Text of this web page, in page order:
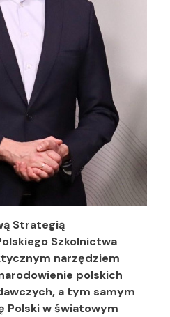
Strategią
Szkolnictwa
narzędziem
polskich
a tym samym
Polski w światowym